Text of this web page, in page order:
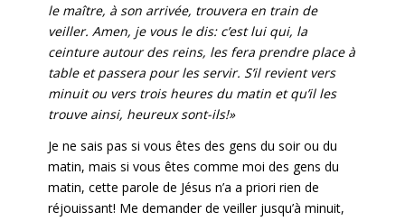
le maître, à son arrivée, trouvera en train de
veiller. Amen, je vous le dis: c’est lui qui, la
ceinture autour des reins, les fera prendre place à
table et passera pour les servir. S’il revient vers
minuit ou vers trois heures du matin et qu’il les
trouve ainsi, heureux sont-ils!»
Je ne sais pas si vous êtes des gens du soir ou du
matin, mais si vous êtes comme moi des gens du
matin, cette parole de Jésus n’a a priori rien de
réjouissant! Me demander de veiller jusqu’à minuit,